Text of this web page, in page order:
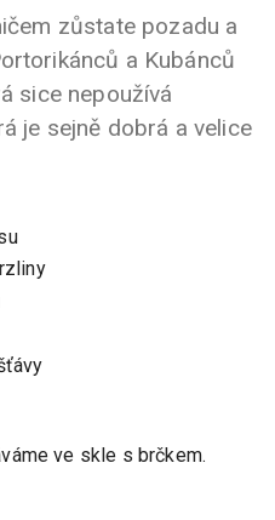
zůstate pozadu a
a Kubánců
sice nepoužívá
je sejně dobrá a velice
ve skle s brčkem.